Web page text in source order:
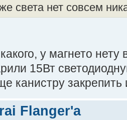
света нет совсем
у магнето нету
15Вт
канистру закрепить
Flanger'a